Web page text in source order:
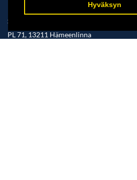
Hyväksyn
SÄÄKSISÄÄTIÖ - FINNISH OSPREY
PL 71, 13211 Hämeenlinna